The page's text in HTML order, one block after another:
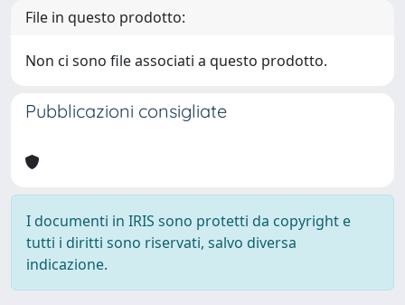
File in questo prodotto:
Non ci sono file associati a questo prodotto.
Pubblicazioni consigliate
I documenti in IRIS sono protetti da copyright e
tutti i diritti sono riservati, salvo diversa
indicazione.